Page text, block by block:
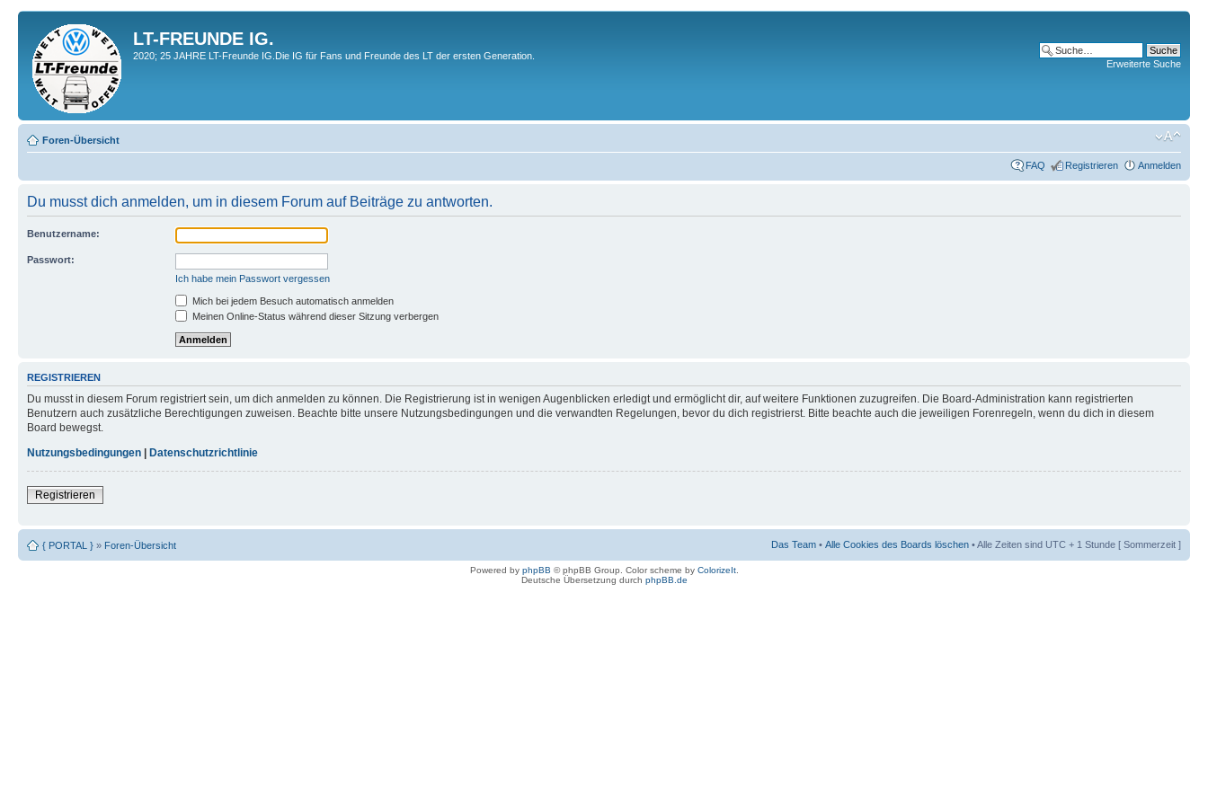
LT-FREUNDE IG.
2020; 25 JAHRE LT-Freunde IG.Die IG für Fans und Freunde des LT der ersten Generation.
Erweiterte Suche
Foren-Übersicht
FAQ Registrieren Anmelden
Du musst dich anmelden, um in diesem Forum auf Beiträge zu antworten.
Benutzername:
Passwort:
Ich habe mein Passwort vergessen
Mich bei jedem Besuch automatisch anmelden
Meinen Online-Status während dieser Sitzung verbergen
REGISTRIEREN
Du musst in diesem Forum registriert sein, um dich anmelden zu können. Die Registrierung ist in wenigen Augenblicken erledigt und ermöglicht dir, auf weitere Funktionen zuzugreifen. Die Board-Administration kann registrierten
Benutzern auch zusätzliche Berechtigungen zuweisen. Beachte bitte unsere Nutzungsbedingungen und die verwandten Regelungen, bevor du dich registrierst. Bitte beachte auch die jeweiligen Forenregeln, wenn du dich in diesem
Board bewegst.
Nutzungsbedingungen | Datenschutzrichtlinie
Registrieren
{ PORTAL } » Foren-Übersicht Das Team • Alle Cookies des Boards löschen • Alle Zeiten sind UTC + 1 Stunde [ Sommerzeit ]
Powered by phpBB © phpBB Group. Color scheme by ColorizeIt.
Deutsche Übersetzung durch phpBB.de